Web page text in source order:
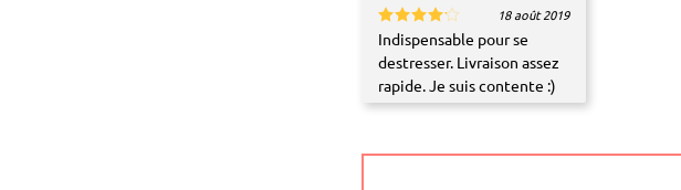
Note4
sur 5
18 août 2019
Indispensable pour se
destresser. Livraison assez
rapide. Je suis contente :)